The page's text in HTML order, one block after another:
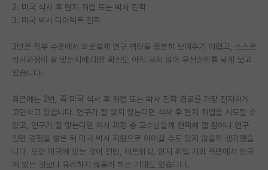
임용 후기 게시판
인문사회 계열 게시판
반도체/AI 게시판
장학금/장학생 게시판
학술 정보 게시판
2. 미국 석사 후 현지 취업 또는 박사 진학
3. 미국 박사 다이렉트 진학
3번은 학부 수준에서 회로설계 연구 역량을 충분히 보여주기 어렵고, 스스로
박사과정이 잘 맞는지에 대한 확신도 아직 크지 않아 우선순위를 낮게 보고
있습니다.
최근에는 2번, 즉 미국 석사 후 취업 또는 박사 진학 경로를 가장 진지하게
고민하고 있습니다. 연구가 잘 맞지 않는다면 석사 후 현지 취업을 시도할 수
있고, 연구가 잘 맞는다면 석사 과정 중 교수님들께 컨택해 랩 참여나 연구
인턴 경험을 쌓은 뒤 미국 박사 지원으로 이어갈 수도 있지 않을까 생각했습
니다. 또한 미국에 있는 것이 인턴, 네트워킹, 현지 취업 기회 측면에서 한국
에 있는 것보다 유리하지 않을까 하는 기대도 있습니다.